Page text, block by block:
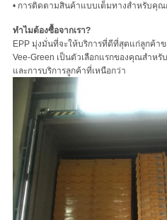
• การติดตามสินค้าแบบเต็มทางสำหรับคุ
ทำไมต้องซื้อจากเรา?
EPP มุ่งมั่นที่จะให้บริการที่ดีที่สุดแก่ลูกค้าข
Vee-Green เป็นตัวเลือกแรกของคุณสำห
และการบริการลูกค้าที่เหนือกว่า